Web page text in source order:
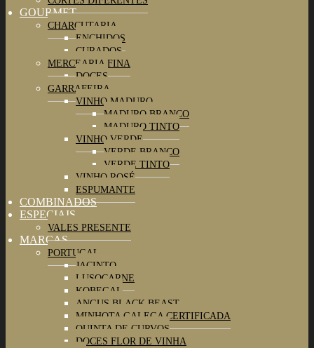
GOURMET
CHARCUTARIA
ENCHIDOS
CURADOS
MERCEARIA FINA
DOCES
GARRAFEIRA
VINHO MADURO
MADURO BRANCO
MADURO TINTO
VINHO VERDE
VERDE BRANCO
VERDE TINTO
VINHO ROSÉ
ESPUMANTE
COMBINADOS
ESPECIAIS
VALES PRESENTE
MARCAS
PORTUGAL
JACINTO
LUSOCARNE
KOBEGAL
ANGUS BLACK BEAST
MINHOTA GALEGA CERTIFICADA
QUINTA DE CURVOS
DOCES FLOR DE VINHA